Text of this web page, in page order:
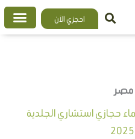
احجزي الآن
مصر
حجازي استشاري الجلدية